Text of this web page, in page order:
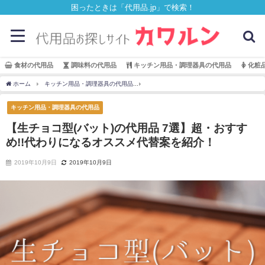
困ったときは「代用品.jp」で検索！
食材の代用品 調味料の代用品 キッチン用品・調理器具の代用品 化粧
ホーム キッチン用品・調理器具の代用品
キッチン用品・調理器具の代用品
【生チョコ型(バット)の代用品 7選】超・おすす
め!!代わりになるオススメ代替案を紹介！
2019年10月9日 2019年10月9日